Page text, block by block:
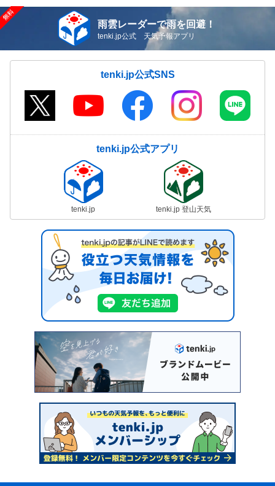
雨雲レーダーで雨を回避！
tenki.jp公式 天気予報アプリ
tenki.jp公式SNS
tenki.jp公式アプリ
tenki.jp tenki.jp 登山天気